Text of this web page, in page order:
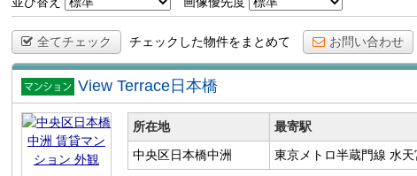
全てチェック チェックした物件をまとめて お問い合わせ
賃貸マン
ション
View Terrace日本橋
所在地 最寄駅
中央区日本橋中洲
東京メトロ半蔵門線 水天